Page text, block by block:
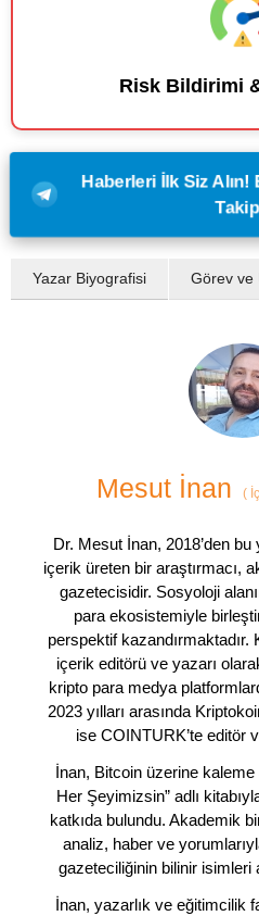
Risk Bildirimi &
Haberleri İlk Siz
Yazar Biyografisi Görev ve
Mesut İnan (
Dr. Mesut İnan, 2018’den
içerik üreten bir araştırmacı,
gazetecisidir. Sosyoloji
para ekosistemiyle
perspektif kazandırmaktadır.
içerik editörü ve yazarı
kripto para medya
2023 yılları arasında
ise COINTURK’te editör
İnan, Bitcoin üzerine kaleme
Her Şeyimizsin” adlı
katkıda bulundu. Akademik
analiz, haber ve
gazeteciliğinin bilinir isimleri
İnan, yazarlık ve eğitimcilik